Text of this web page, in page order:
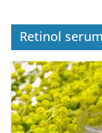
Retinol